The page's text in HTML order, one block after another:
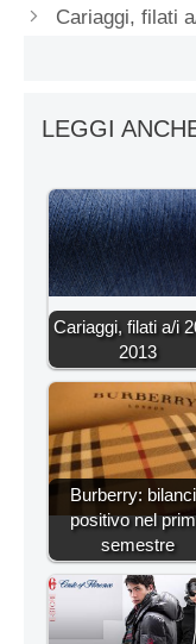
Cariaggi, filati
LEGGI
Cariaggi, filati a/i
2013
Burberry:
positivo nel
semestre